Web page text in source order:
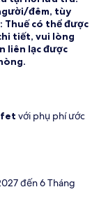
đêm, tùy
Thuế có thể được
tiết, vui lòng
liên lạc được
với phụ phí ước
đến 6 Tháng